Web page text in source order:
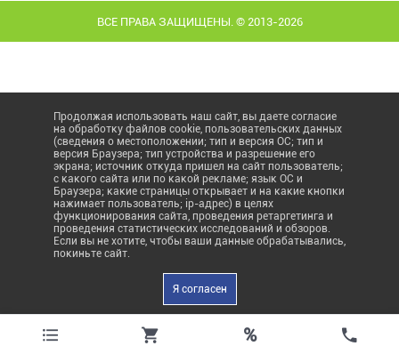
ВСЕ ПРАВА ЗАЩИЩЕНЫ. © 2013-2026
Продолжая использовать наш сайт, вы даете согласие
на обработку файлов cookie, пользовательских данных
(сведения о местоположении; тип и версия ОС; тип и
версия Браузера; тип устройства и разрешение его
экрана; источник откуда пришел на сайт пользователь;
с какого сайта или по какой рекламе; язык ОС и
Браузера; какие страницы открывает и на какие кнопки
нажимает пользователь; ip-адрес) в целях
функционирования сайта, проведения ретаргетинга и
проведения статистических исследований и обзоров.
Если вы не хотите, чтобы ваши данные обрабатывались,
покиньте сайт.
Я согласен
%